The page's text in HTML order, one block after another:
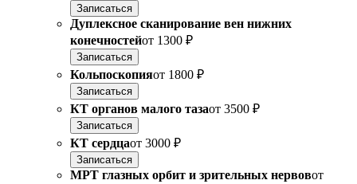
Записаться
Дуплексное сканирование вен нижних
конечностейот 1300 ₽
Записаться
Кольпоскопияот 1800 ₽
Записаться
КТ органов малого тазаот 3500 ₽
Записаться
КТ сердцаот 3000 ₽
Записаться
МРТ глазных орбит и зрительных нервовот